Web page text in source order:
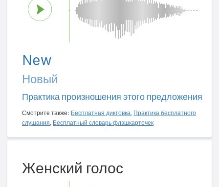
New
Новый
Практика произношения этого предложения
Смотрите также: Бесплатная диктовка, Практика бесплатного
слушания, Бесплатный словарь флэшкарточек
Женский голос